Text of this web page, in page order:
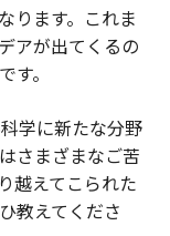
ります。これま
アが出てくるの
。
学に新たな分野
さまざまなご苦
越えてこられた
教えてくださ